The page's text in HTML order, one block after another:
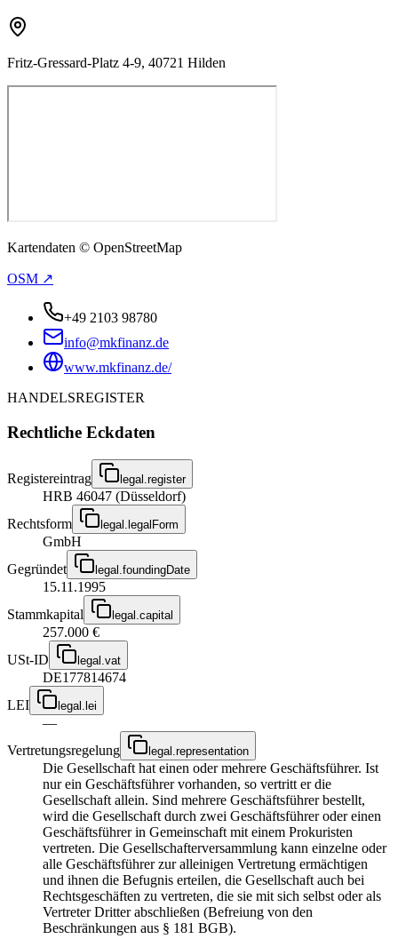
Fritz-Gressard-Platz 4-9, 40721 Hilden
Kartendaten © OpenStreetMap
OSM ↗
+49 2103 98780
info@mkfinanz.de
www.mkfinanz.de/
HANDELSREGISTER
Rechtliche Eckdaten
Registereintrag legal.register
HRB 46047 (Düsseldorf)
Rechtsform
legal.legalForm
GmbH
Gegründet
legal.foundingDate
15.11.1995
Stammkapital
legal.capital
257.000 €
USt-ID
legal.vat
DE177814674
LEI
legal.lei
—
Vertretungsregelung
legal.representation
Die Gesellschaft hat einen oder mehrere Geschäftsführer. Ist
nur ein Geschäftsführer vorhanden, so vertritt er die
Gesellschaft allein. Sind mehrere Geschäftsführer bestellt,
wird die Gesellschaft durch zwei Geschäftsführer oder einen
Geschäftsführer in Gemeinschaft mit einem Prokuristen
vertreten. Die Gesellschafterversammlung kann einzelne oder
alle Geschäftsführer zur alleinigen Vertretung ermächtigen
und ihnen die Befugnis erteilen, die Gesellschaft auch bei
Rechtsgeschäften zu vertreten, die sie mit sich selbst oder als
Vertreter Dritter abschließen (Befreiung von den
Beschränkungen aus § 181 BGB).